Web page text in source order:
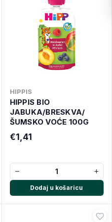
HIPPIS
HIPPIS BIO
JABUKA/BRESKVA/
ŠUMSKO VOĆE 100G
€1,41
− +
Dodaj u košaricu